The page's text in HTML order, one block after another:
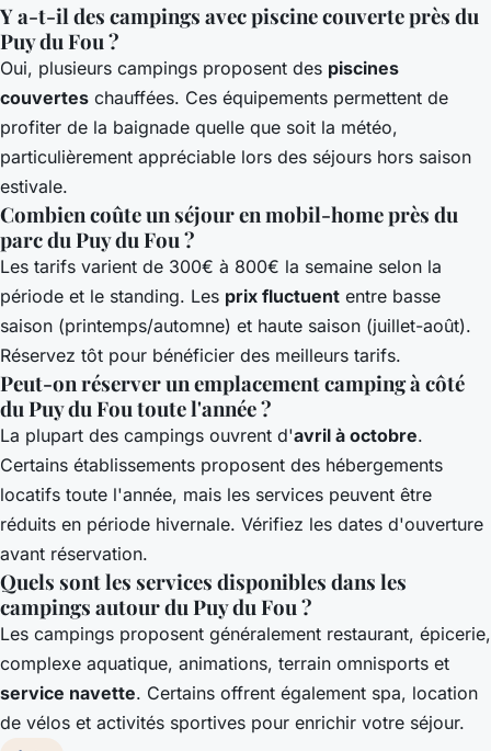
Y a-t-il des campings avec piscine couverte près du
Puy du Fou ?
Oui, plusieurs campings proposent des piscines
couvertes chauffées. Ces équipements permettent de
profiter de la baignade quelle que soit la météo,
particulièrement appréciable lors des séjours hors saison
estivale.
Combien coûte un séjour en mobil-home près du
parc du Puy du Fou ?
Les tarifs varient de 300€ à 800€ la semaine selon la
période et le standing. Les prix fluctuent entre basse
saison (printemps/automne) et haute saison (juillet-août).
Réservez tôt pour bénéficier des meilleurs tarifs.
Peut-on réserver un emplacement camping à côté
du Puy du Fou toute l'année ?
La plupart des campings ouvrent d'avril à octobre.
Certains établissements proposent des hébergements
locatifs toute l'année, mais les services peuvent être
réduits en période hivernale. Vérifiez les dates d'ouverture
avant réservation.
Quels sont les services disponibles dans les
campings autour du Puy du Fou ?
Les campings proposent généralement restaurant, épicerie,
complexe aquatique, animations, terrain omnisports et
service navette. Certains offrent également spa, location
de vélos et activités sportives pour enrichir votre séjour.